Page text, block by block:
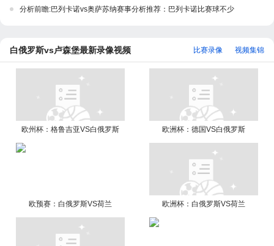
分析前瞻:巴列卡诺vs奥萨苏纳赛事分析推荐：巴列卡诺比赛球不少
白俄罗斯vs卢森堡最新录像视频 视频集锦
比赛录像
欧州杯：格鲁吉亚VS白俄罗斯 欧洲杯：德国VS白俄罗斯
欧预赛：白俄罗斯VS荷兰 欧洲杯：白俄罗斯VS荷兰